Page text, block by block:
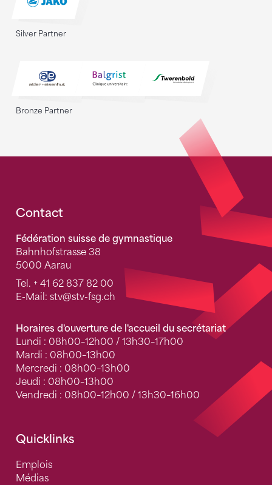
Silver Partner
Bronze Partner
Fusszeile
Contact
Fédération suisse de gymnastique
Bahnhofstrasse 38
5000 Aarau
Tel. + 41 62 837 82 00
E-Mail: stv@stv-fsg.ch
Horaires d'ouverture de l'accueil du secrétariat
Lundi : 08h00–12h00 / 13h30–17h00
Mardi : 08h00–13h00
Mercredi : 08h00–13h00
Jeudi : 08h00–13h00
Vendredi : 08h00–12h00 / 13h30–16h00
Quicklinks
Emplois
Médias